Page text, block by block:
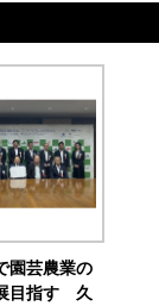
園芸農業の
目指す 久